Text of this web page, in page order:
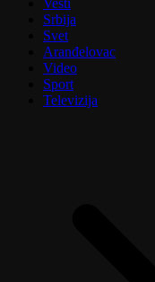
Vesti
Srbija
Svet
Aranđelovac
Video
Sport
Televizija